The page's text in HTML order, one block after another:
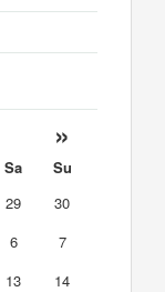
»
Sa
Su
29
30
6
7
13
14